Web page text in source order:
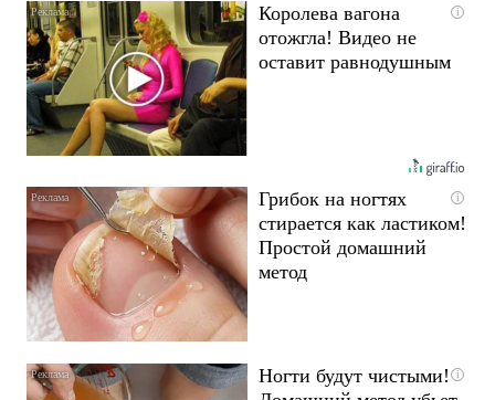
i
Королева вагона
отожгла! Видео не
оставит равнодушным
i
Грибок на ногтях
стирается как ластиком!
Простой домашний
метод
i
Ногти будут чистыми!